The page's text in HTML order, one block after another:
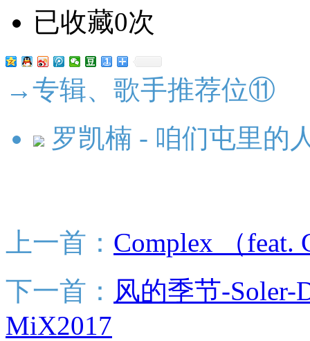
已收藏0次
→专辑、歌手推荐位⑪
罗凯楠 - 咱们屯里的
上一首： Complex （feat.
下一首： 风的季节-Soler-
MiX2017